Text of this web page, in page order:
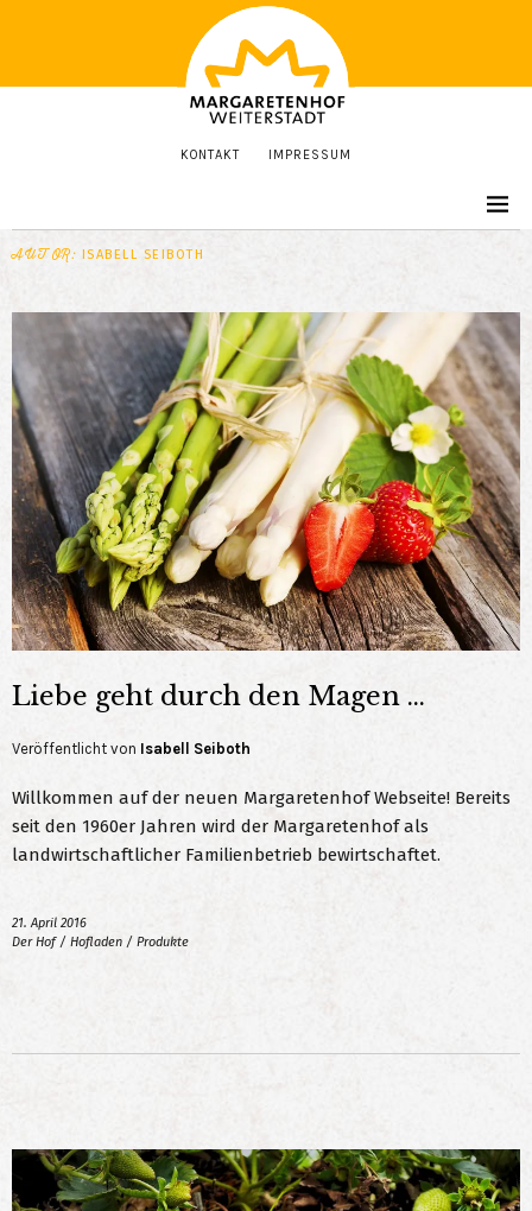
KONTAKT IMPRESSUM
AUTOR: ISABELL SEIBOTH
Liebe geht durch den Magen …
Veröffentlicht von Isabell Seiboth
Willkommen auf der neuen Margaretenhof Webseite! Bereits
seit den 1960er Jahren wird der Margaretenhof als
landwirtschaftlicher Familienbetrieb bewirtschaftet.
21. April 2016
Der Hof/ Hofladen / Produkte